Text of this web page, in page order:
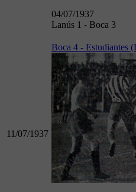
04/07/1937
Lanús 1 - Boca 3
11/07/1937
Boca 4 - Estudiantes